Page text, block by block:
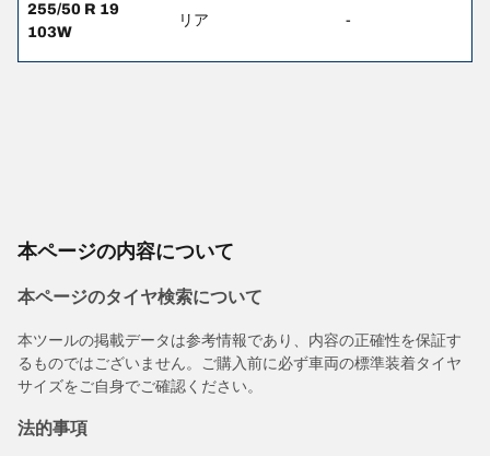
255/50 R 19
103W
リア -
本ページの内容について
本ページのタイヤ検索について
本ツールの掲載データは参考情報であり、内容の正確性を保証す
るものではございません。ご購入前に必ず車両の標準装着タイヤ
サイズをご自身でご確認ください。
法的事項